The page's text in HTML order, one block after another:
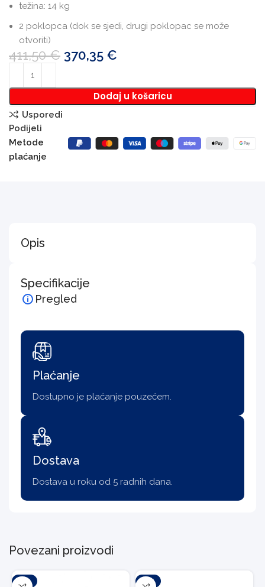
težina: 14 kg
2 poklopca (dok se sjedi, drugi poklopac se može
otvoriti)
411,50€ 370,35 €
Dodaj u košaricu
Usporedi
Podijeli
Metode
plaćanje
Opis
Specifikacije
Pregled
Plaćanje
Dostupno je plaćanje pouzećem.
Dostava
Dostava u roku od 5 radnih dana.
Povezani proizvodi
-10% -10%